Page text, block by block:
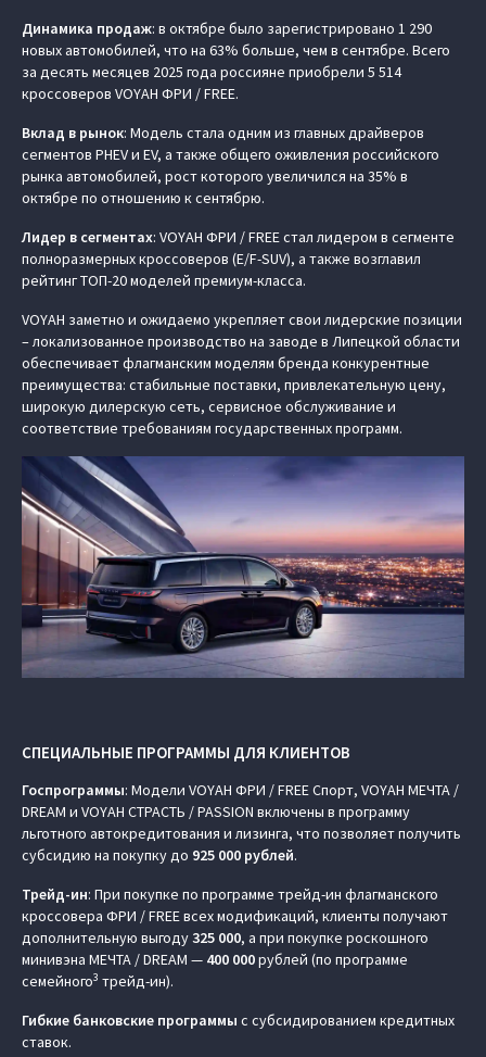
Динамика продаж: в октябре было зарегистрировано 1 290
новых автомобилей, что на 63% больше, чем в сентябре. Всего
за десять месяцев 2025 года россияне приобрели 5 514
кроссоверов VOYAH ФРИ / FREE.
Вклад в рынок: Модель стала одним из главных драйверов
сегментов PHEV и EV, а также общего оживления российского
рынка автомобилей, рост которого увеличился на 35% в
октябре по отношению к сентябрю.
Лидер в сегментах: VOYAH ФРИ / FREE стал лидером в сегменте
полноразмерных кроссоверов (E/F-SUV), а также возглавил
рейтинг ТОП-20 моделей премиум-класса.
VOYAH заметно и ожидаемо укрепляет свои лидерские позиции
– локализованное производство на заводе в Липецкой области
обеспечивает флагманским моделям бренда конкурентные
преимущества: стабильные поставки, привлекательную цену,
широкую дилерскую сеть, сервисное обслуживание и
соответствие требованиям государственных программ.
СПЕЦИАЛЬНЫЕ ПРОГРАММЫ ДЛЯ КЛИЕНТОВ
Госпрограммы: Модели VOYAH ФРИ / FREE Спорт, VOYAH МЕЧТА /
DREAM и VOYAH СТРАСТЬ / PASSION включены в программу
льготного автокредитования и лизинга, что позволяет получить
субсидию на покупку до 925 000 рублей.
Трейд-ин: При покупке по программе трейд-ин флагманского
кроссовера ФРИ / FREE всех модификаций, клиенты получают
дополнительную выгоду325 000, а при покупке роскошного
минивэна МЕЧТА / DREAM — 400 000рублей (по программе
семейного3 трейд-ин).
Гибкие банковские программы с субсидированием кредитных
ставок.